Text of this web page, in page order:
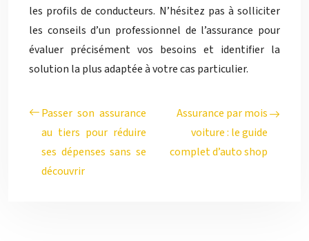
les profils de conducteurs. N’hésitez pas à solliciter
les conseils d’un professionnel de l’assurance pour
évaluer précisément vos besoins et identifier la
solution la plus adaptée à votre cas particulier.
Passer son assurance
au tiers pour réduire
ses dépenses sans se
découvrir
Assurance par mois
voiture : le guide
complet d’auto shop